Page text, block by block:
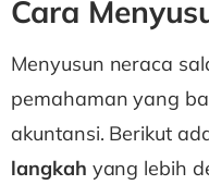
Cara
Menyusun neraca
pemahaman yang
akuntansi. Berikut
langkah yang lebih